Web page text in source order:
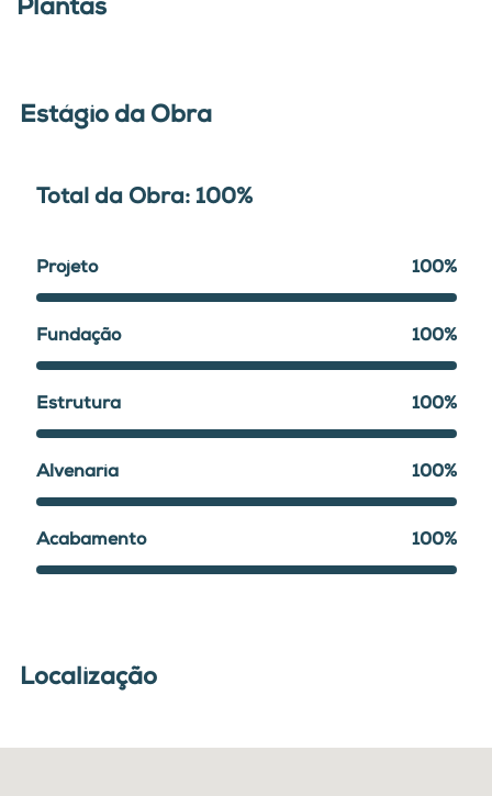
Plantas
Estágio da Obra
Total da Obra: 100%
Projeto 100%
Fundação 100%
Estrutura 100%
Alvenaria 100%
Acabamento 100%
Localização